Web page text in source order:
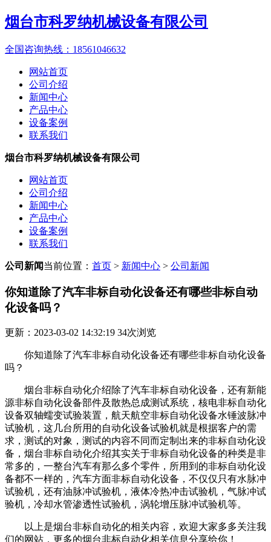
烟台市科罗纳机械设备有限公司
全国咨询热线： 18561046632
网站首页
公司介绍
新闻中心
产品中心
设备案例
联系我们
烟台市科罗纳机械设备有限公司
网站首页
公司介绍
新闻中心
产品中心
设备案例
联系我们
公司新闻当前位置： 首页 > 新闻中心 > 公司新闻
你知道除了汽车非标自动化设备还有哪些非标自动
化设备吗？
更新：2023-03-02 14:32:19 34次浏览
你知道除了汽车非标自动化设备还有哪些非标自动化设备
吗？
烟台非标自动化介绍除了汽车非标自动化设备，还有新能
源非标自动化设备部件及散热总成测试系统，核电非标自动化
设备双轴蠕变试验装置，航天航空非标自动化设备水锤波脉冲
试验机，这几台所用的自动化设备试验机就是根据客户的需
求，测试的对象，测试的内容不同而定制出来的非标自动化设
备，烟台非标自动化介绍其实关于非标自动化设备的种类是非
常多的，一整台汽车有那么多个零件，所用到的非标自动化设
备都不一样的，汽车方面非标自动化设备，不仅仅只有水脉冲
试验机，还有油脉冲试验机，液体冷热冲击试验机，气脉冲试
验机，冷却水管渗透性试验机，涡轮增压脉冲试验机等。
以上是烟台非标自动化的相关内容，欢迎大家多多关注我
们的网站，更多的烟台非标自动化相关信息分享给你！